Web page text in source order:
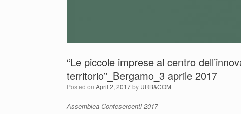
“Le piccole imprese al centro
territorio”_Bergamo_3 aprile 2017
Posted on April 2, 2017by URB&COM
Assemblea Confesercenti 2017